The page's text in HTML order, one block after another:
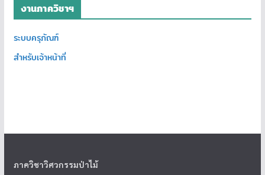
งานภาควิชาฯ
ระบบครุภัณฑ์
สำหรับเจ้าหน้าที่
ภาควิชาวิศวกรรมป่าไม้